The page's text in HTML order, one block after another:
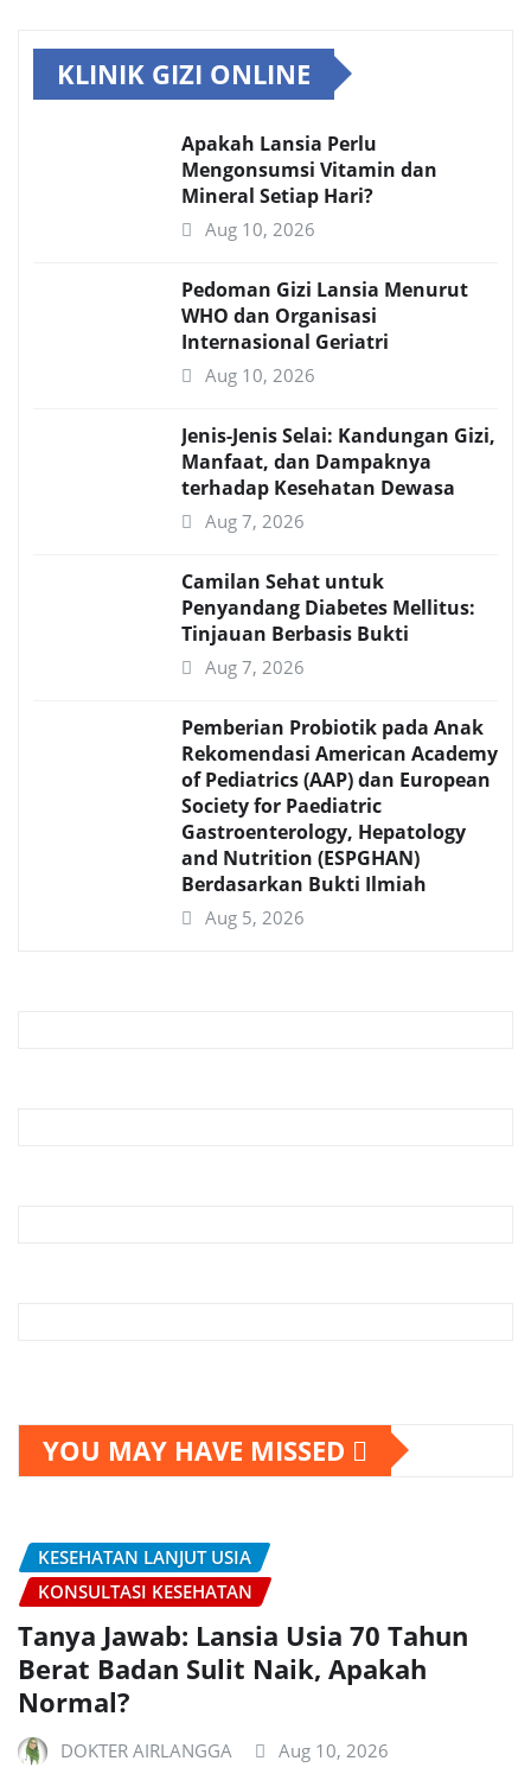
KLINIK GIZI ONLINE
Apakah Lansia Perlu
Mengonsumsi Vitamin dan
Mineral Setiap Hari?
Aug 10, 2026
Pedoman Gizi Lansia Menurut
WHO dan Organisasi
Internasional Geriatri
Aug 10, 2026
Jenis-Jenis Selai: Kandungan Gizi,
Manfaat, dan Dampaknya
terhadap Kesehatan Dewasa
Aug 7, 2026
Camilan Sehat untuk
Penyandang Diabetes Mellitus:
Tinjauan Berbasis Bukti
Aug 7, 2026
Pemberian Probiotik pada Anak
Rekomendasi American Academy
of Pediatrics (AAP) dan European
Society for Paediatric
Gastroenterology, Hepatology
and Nutrition (ESPGHAN)
Berdasarkan Bukti Ilmiah
Aug 5, 2026
YOU MAY HAVE MISSED
KESEHATAN LANJUT USIA
KONSULTASI KESEHATAN
Tanya Jawab: Lansia Usia 70 Tahun
Berat Badan Sulit Naik, Apakah
Normal?
DOKTER AIRLANGGA Aug 10, 2026